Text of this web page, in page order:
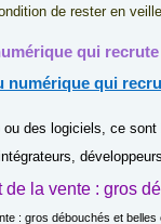
de rester en
qui
des logiciels, ce
de la vente : gros